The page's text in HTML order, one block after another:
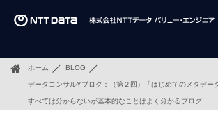
ホーム BLOG
データコンサルYブログ：（第２回）「はじめてのメタデー
すべては分からないが基本的なことはよく分かるブログ